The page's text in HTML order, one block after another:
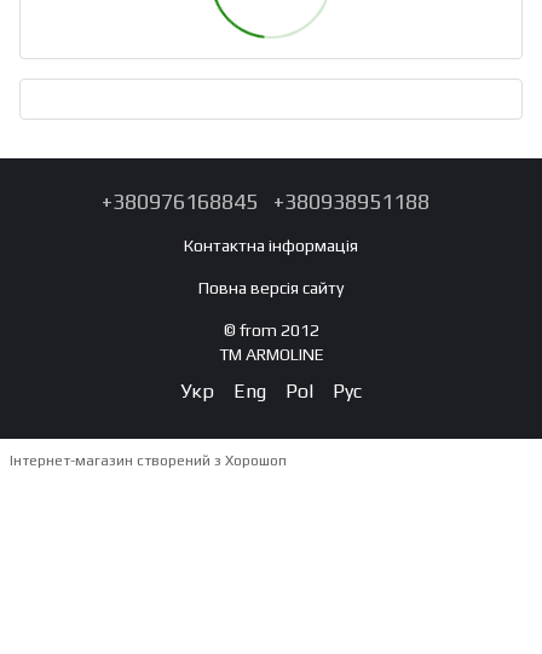
+380976168845 +380938951188
Контактна інформація
Повна версія сайту
© from 2012
TM ARMOLINE
Укр Eng Pol Рус
Інтернет-магазин створений з Хорошоп